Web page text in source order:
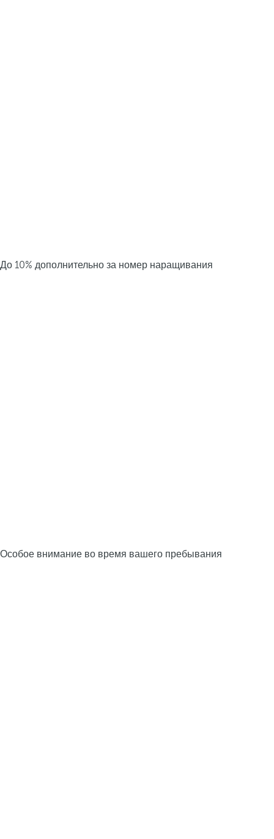
До 10% дополнительно за номер наращивания
Особое внимание во время вашего пребывания